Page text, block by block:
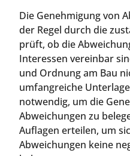
Die Genehmigung von
der Regel durch die
prüft, ob die
Interessen vereinbar
und Ordnung am Bau
umfangreiche
notwendig, um die
Abweichungen zu
Auflagen erteilen, um
Abweichungen keine